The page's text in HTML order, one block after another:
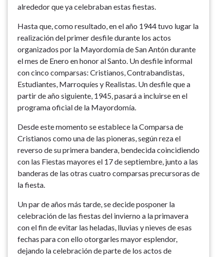
alrededor que ya celebraban estas fiestas.
Hasta que, como resultado, en el año 1944 tuvo lugar la
realización del primer desfile durante los actos
organizados por la Mayordomía de San Antón durante
el mes de Enero en honor al Santo. Un desfile informal
con cinco comparsas: Cristianos, Contrabandistas,
Estudiantes, Marroquíes y Realistas. Un desfile que a
partir de año siguiente, 1945, pasará a incluirse en el
programa oficial de la Mayordomía.
Desde este momento se establece la Comparsa de
Cristianos como una de las pioneras, según reza el
reverso de su primera bandera, bendecida coincidiendo
con las Fiestas mayores el 17 de septiembre, junto a las
banderas de las otras cuatro comparsas precursoras de
la fiesta.
Un par de años más tarde, se decide posponer la
celebración de las fiestas del invierno a la primavera
con el fin de evitar las heladas, lluvias y nieves de esas
fechas para con ello otorgarles mayor esplendor,
dejando la celebración de parte de los actos de